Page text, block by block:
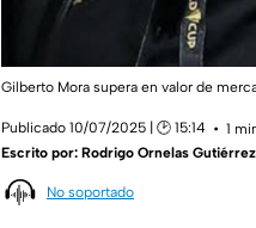
Gilberto Mora supera en valor de
Publicado 10/07/2025 | 🕑 15:14
1
Escrito por: Rodrigo Ornelas Gutiérrez
No soportado